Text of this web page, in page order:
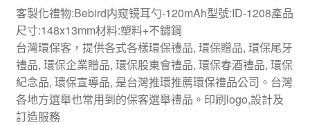
客製化禮物:Bebird内窥镜耳勺-120mAh型號:ID-1208產品
尺寸:148x13mm材料:塑料+不鏽鋼
台灣環保客，提供各式各樣環保禮品, 環保贈品, 環保尾牙
禮品, 環保企業贈品, 環保股東會禮品, 環保春酒禮品, 環保
紀念品, 環保宣導品, 是台灣推環推薦環保禮品公司。台灣
各地方選舉也常用到的保客選舉禮品。印刷logo,設計及
訂造服務